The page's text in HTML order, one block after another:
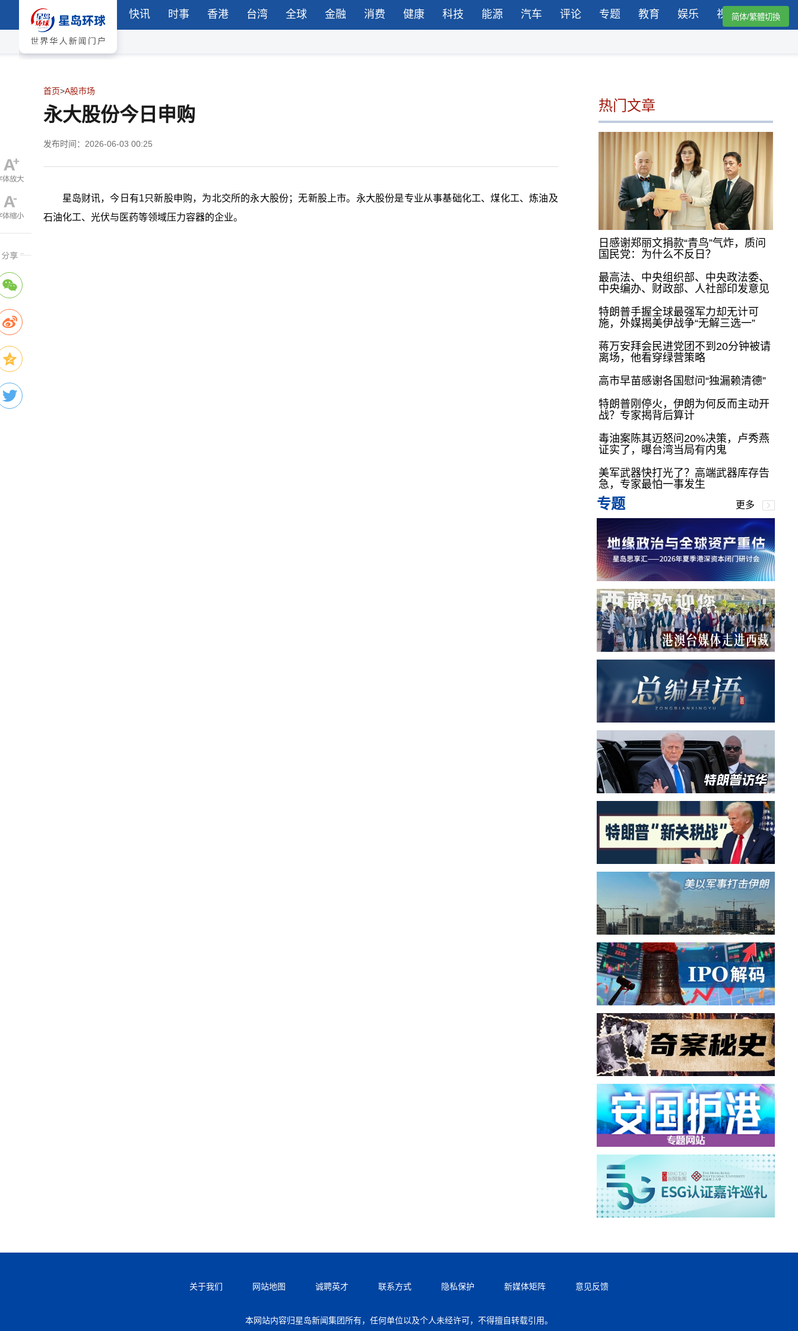
快讯 时事 香港 台湾 全球 金融 消费 健康 科技 能源 汽车 评论 专题 教育 娱乐 视频简体/繁體切換
首页>A股市场
永大股份今日申购
发布时间：2026-06-03 00:25
星岛财讯，今日有1只新股申购，为北交所的永大股份；无新股上市。永大股份是专业从事基础化工、煤化工、炼油及
石油化工、光伏与医药等领域压力容器的企业。
热门文章
日感谢郑丽文捐款“青鸟”气炸，质问
国民党：为什么不反日？
最高法、中央组织部、中央政法委、
中央编办、财政部、人社部印发意见
特朗普手握全球最强军力却无计可
施，外媒揭美伊战争“无解三选一”
蒋万安拜会民进党团不到20分钟被请
离场，他看穿绿营策略
高市早苗感谢各国慰问“独漏赖清德”
特朗普刚停火，伊朗为何反而主动开
战？专家揭背后算计
毒油案陈其迈怒问20%决策，卢秀燕
证实了，曝台湾当局有内鬼
美军武器快打光了？高端武器库存告
急，专家最怕一事发生
专题 更多
关于我们 网站地图 诚聘英才 联系方式 隐私保护 新媒体矩阵 意见反馈
本网站内容归星岛新闻集团所有，任何单位以及个人未经许可，不得擅自转载引用。